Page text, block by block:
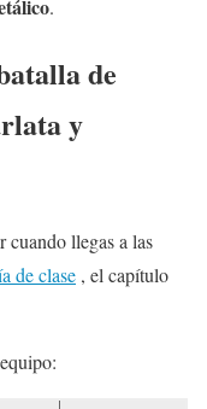
.
de
y
cuando llegas a las
de clase , el capítulo